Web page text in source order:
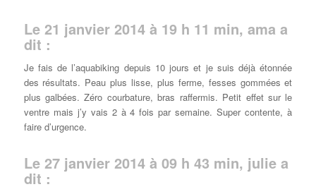
Le 21 janvier 2014 à 19 h 11 min, ama a
dit :
Je fais de l’aquabiking depuis 10 jours et je suis déjà étonnée
des résultats. Peau plus lisse, plus ferme, fesses gommées et
plus galbées. Zéro courbature, bras raffermis. Petit effet sur le
ventre mais j’y vais 2 à 4 fois par semaine. Super contente, à
faire d’urgence.
Le 27 janvier 2014 à 09 h 43 min, julie a
dit :